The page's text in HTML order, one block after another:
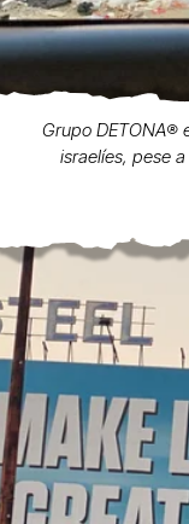
Grupo DETONA®️
israelíes, pese